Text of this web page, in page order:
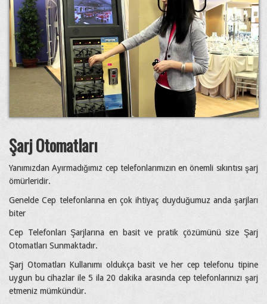
Şarj Otomatları
Yanımızdan Ayırmadığımız cep telefonlarımızın en önemli sıkıntısı şarj
ömürleridir.
Genelde Cep telefonlarına en çok ihtiyaç duyduğumuz anda şarjları
biter
Cep Telefonları Şarjlarına en basit ve pratik çözümünü size Şarj
Otomatları Sunmaktadır.
Şarj Otomatları Kullanımı oldukça basit ve her cep telefonu tipine
uygun bu cihazlar ile 5 ila 20 dakika arasında cep telefonlarınızı şarj
etmeniz mümkündür.